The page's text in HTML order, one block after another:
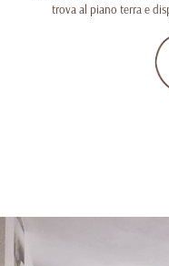
trova al piano terra e